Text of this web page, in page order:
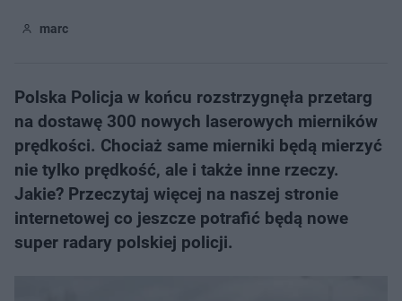
marc
Polska Policja w końcu rozstrzygnęła przetarg
na dostawę 300 nowych laserowych mierników
prędkości. Chociaż same mierniki będą mierzyć
nie tylko prędkość, ale i także inne rzeczy.
Jakie? Przeczytaj więcej na naszej stronie
internetowej co jeszcze potrafić będą nowe
super radary polskiej policji.